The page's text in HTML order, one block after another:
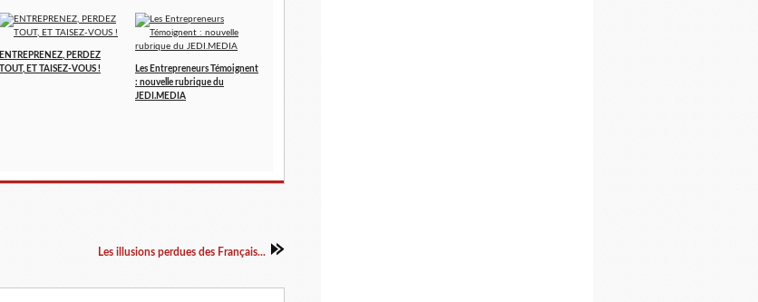
ENTREPRENEZ, PERDEZ
TOUT, ET TAISEZ-VOUS !
Les Entrepreneurs Témoignent
: nouvelle rubrique du
JEDI.MEDIA
Les illusions perdues des Français...